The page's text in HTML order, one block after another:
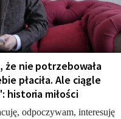
że nie potrzebowała
płaciła. Ale ciągle
historia miłości
odpoczywam, interesuję